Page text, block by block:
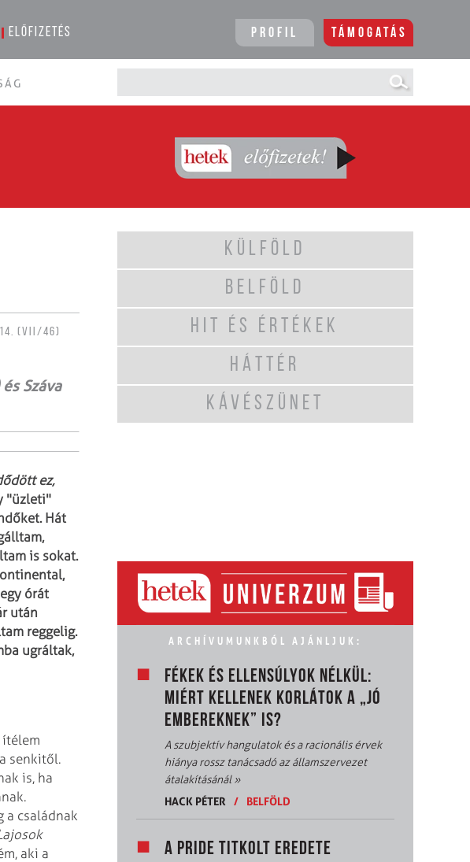
Előfizetés Profil Támogatás
(VII/46)
Száva
ez,
"üzleti"
Hát
is sokat.
órát
után
reggelig.
ugráltak,
ítélem
senkitől.
is, ha
a családnak
aki a
KÜLFÖLD
BELFÖLD
HIT ÉS ÉRTÉKEK
HÁTTÉR
KÁVÉSZÜNET
ARCHÍVUMUNKBÓL AJÁNLJUK:
FÉKEK ÉS ELLENSÚLYOK NÉLKÜL:
MIÉRT KELLENEK KORLÁTOK A „JÓ
EMBEREKNEK” IS?
A szubjektív hangulatok és a racionális érvek
hiánya rossz tanácsadó az államszervezet
átalakításánál»
HACK PÉTER
/ BELFÖLD
A PRIDE TITKOLT EREDETE